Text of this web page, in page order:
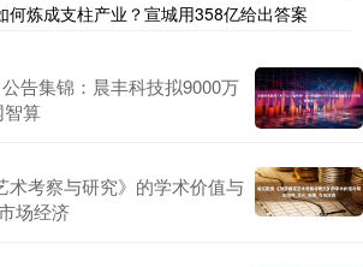
何炼成支柱产业？宣城用358亿给出答案
告集锦：晨丰科技拟9000万
智算
术考察与研究》的学术价值与
场经济